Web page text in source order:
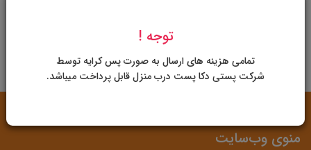
ناموجود
منوی وب‌سایت
توجه !
تمامی هزینه های ارسال به صورت پس کرایه توسط
شرکت پستی دکا پست درب منزل قابل پرداخت میباشد.